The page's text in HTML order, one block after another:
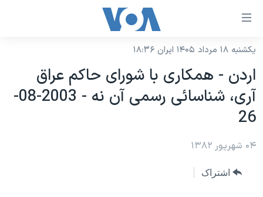
لینکهای
دسترسی
جهش
به
محتوای
اصلی
به
صفحه
نسخه سبک وب‌سایت
موضوع ها
آمریکا
جهان
برنامه های تلویزیونی
جدول برنامه ها
صفحه‌های ویژه
یکشنبه ۱۸ مرداد ۱۴۰۵ ایران ۱۸:۳۶
اردن - همکاری با شورای حاکم عراق
آری، شناسائی رسمی آن نه - 2003-08-
26
۰۴ شهریور ۱۳۸۲
اشتراک